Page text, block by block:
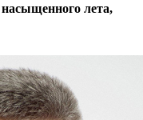
лета,